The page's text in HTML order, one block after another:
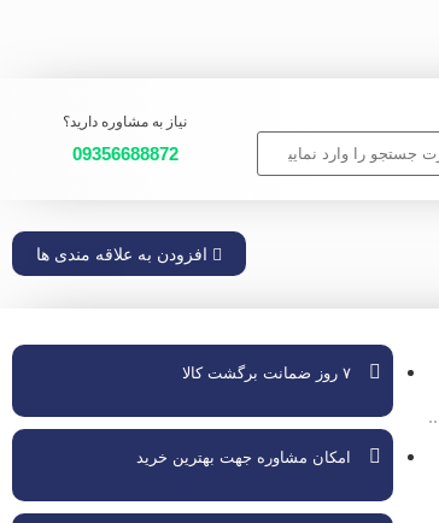
نیاز به مشاوره دارید؟
09356688872
افزودن به علاقه مندی ها
۷ روز ضمانت برگشت کالا
امکان مشاوره جهت بهترین خرید